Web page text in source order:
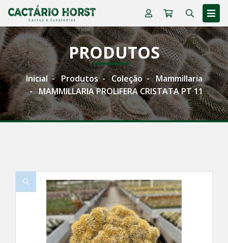
PRODUTOS
Inicial Produtos Coleção
Mammillaria
MAMMILLARIA PROLIFERA CRISTATA PT 11